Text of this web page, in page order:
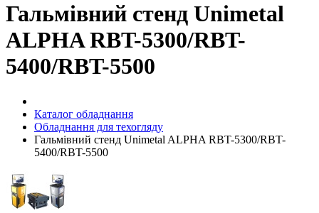
Гальмівний стенд Unimetal
ALPHA RBT-5300/RBT-
5400/RBT-5500
Каталог обладнання
Обладнання для техогляду
Гальмівний стенд Unimetal ALPHA RBT-5300/RBT-
5400/RBT-5500